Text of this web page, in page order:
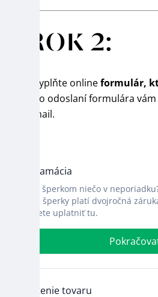
KROK 2:
Vyplňte onlineformulár,
Po odoslaní formulára
mail.